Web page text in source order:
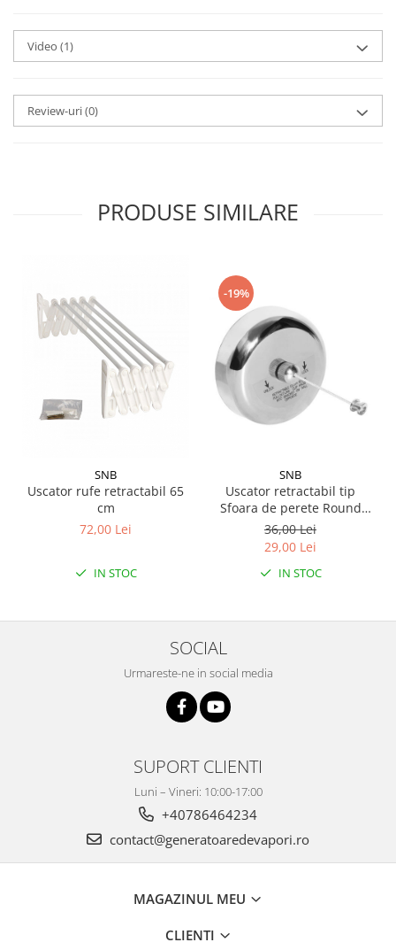
Video (1)
Review-uri(0)
PRODUSE SIMILARE
SNB
Uscator rufe retractabil 65
cm
72,00 Lei
IN STOC
-19%
SNB
Uscator retractabil tip
Sfoara de perete Round
Inox 2.8m
36,00 Lei
29,00 Lei
IN STOC
SOCIAL
Urmareste-ne in social media
SUPORT CLIENTI
Luni – Vineri: 10:00-17:00
+40786464234
contact@generatoaredevapori.ro
MAGAZINUL MEU
CLIENTI